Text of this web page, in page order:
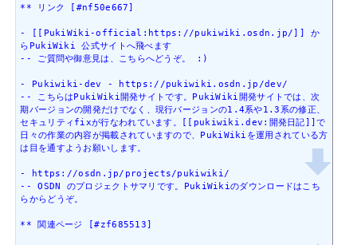
** リンク [#nf50e667]
- [[PukiWiki-official:https://pukiwiki.osdn.jp/]] か
らPukiWiki 公式サイトへ飛べます
-- ご質問や御意見は、こちらへどうぞ。 :)
- Pukiwiki-dev - https://pukiwiki.osdn.jp/dev/
-- こちらはPukiWiki開発サイトです。PukiWiki開発サイトでは、次
期バージョンの開発だけでなく、現行バージョンの1.4系や1.3系の修正、
セキュリティfixが行なわれています。[[pukiwiki.dev:開発日記]]で
日々の作業の内容が掲載されていますので、PukiWikiを運用されている方
は目を通すようお願いします。
- https://osdn.jp/projects/pukiwiki/
-- OSDN のプロジェクトサマリです。PukiWikiのダウンロードはこち
らからどうぞ。
** 関連ページ [#zf685513]